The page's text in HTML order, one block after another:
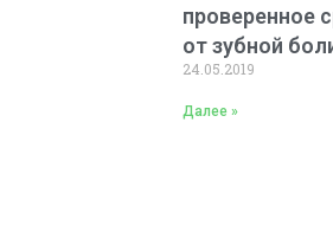
проверенное
от зубной
24.05.2019
Далее »